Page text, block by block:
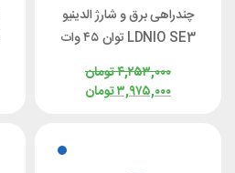
چندراهی برق و شارژ الدینیو
LDNIO SE3 توان ۴۵ وات
تومان۴,۲۵۳,۰۰۰
تومان۳,۹۷۵,۰۰۰